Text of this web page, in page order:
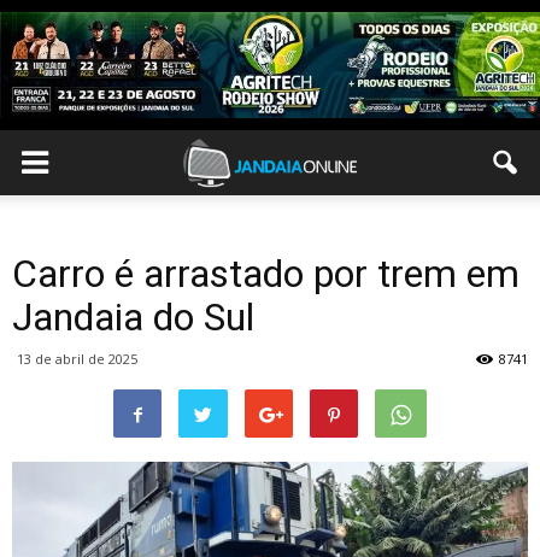
Carro é arrastado por trem em
Jandaia do Sul
13 de abril de 2025 8741